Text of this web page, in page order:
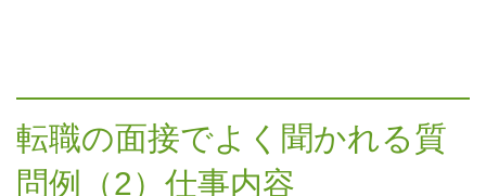
転職の面接でよく聞かれる質
問例（2）仕事内容